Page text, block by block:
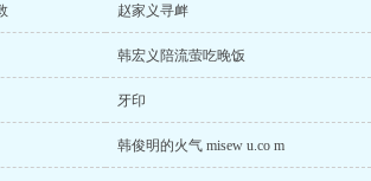
赵家义寻衅
韩宏义陪流萤吃晚饭
牙印
韩俊明的火气 misew u.co m